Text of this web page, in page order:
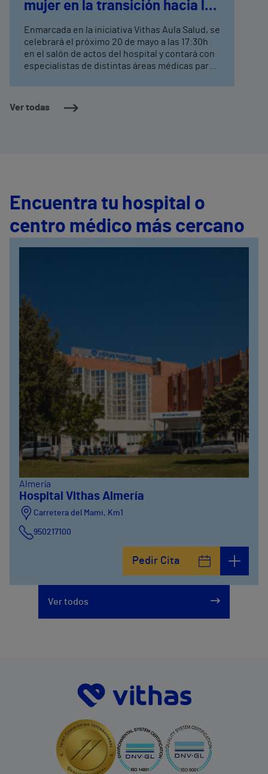
Ver todas
mujer en la transición hacia la
menopausia
Enmarcada en la iniciativa Vithas Aula Salud, se
celebrará el próximo 20 de mayo a las 17:30h
en el salón de actos del hospital y contará con
especialistas de distintas áreas médicas para
Encuentra tu hospital o
centro médico más cercano
Almería
Hospital Vithas Almería
Carretera del Mami, Km1
950217100
Pedir Cita
Ver todos